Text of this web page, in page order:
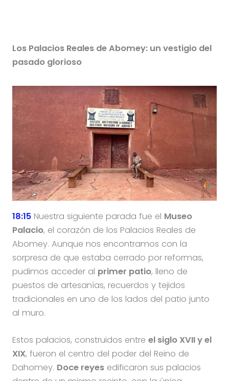
Los Palacios Reales de Abomey: un vestigio del
pasado glorioso
18:15Nuestra siguiente parada fue el Museo
Palacio, el corazón de los Palacios Reales de
Abomey. Aunque nos encontramos con la
sorpresa de que estaba cerrado por reformas,
pudimos acceder al primer patio, lleno de
puestos de artesanías, recuerdos y tejidos
tradicionales en uno de los lados del patio junto
al muro.
Estos palacios, construidos entre el siglo XVII y el
XIX, fueron el centro del poder del Reino de
Dahomey. Doce reyesedificaron sus palacios